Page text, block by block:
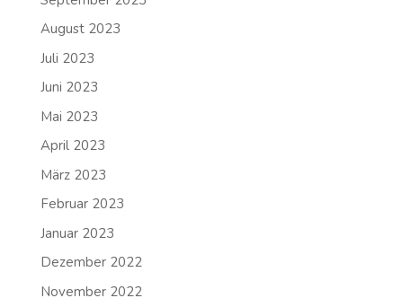
August 2023
Juli 2023
Juni 2023
Mai 2023
April 2023
März 2023
Februar 2023
Januar 2023
Dezember 2022
November 2022